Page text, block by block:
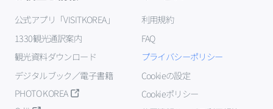
公式アプリ「VISITKOREA」
1330観光通訳案内
観光資料ダウンロード
デジタルブック／電子書籍
PHOTO KOREA
利用規約
FAQ
プライバシーポリシー
Cookieの設定
Cookieポリシー